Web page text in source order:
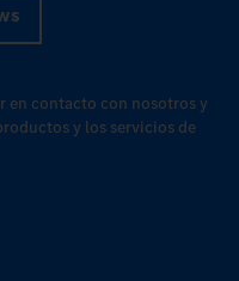
en contacto con nosotros y
y los servicios de